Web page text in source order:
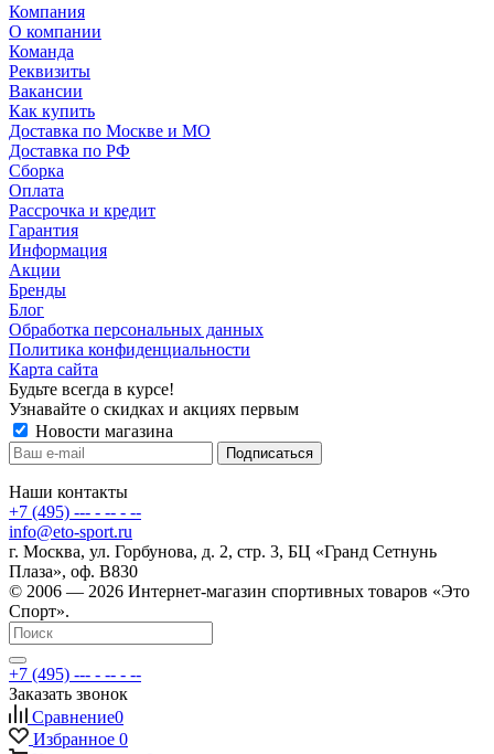
Компания
О компании
Команда
Реквизиты
Вакансии
Как купить
Доставка по Москве и МО
Доставка по РФ
Сборка
Оплата
Рассрочка и кредит
Гарантия
Информация
Акции
Бренды
Блог
Обработка персональных данных
Политика конфиденциальности
Карта сайта
Будьте всегда в курсе!
Узнавайте о скидках и акциях первым
Новости магазина
Наши контакты
+7 (495) --- - -- - --
info@eto-sport.ru
г. Москва, ул. Горбунова, д. 2, стр. 3, БЦ «Гранд Сетнунь
Плаза», оф. В830
© 2006 — 2026 Интернет-магазин спортивных товаров «Это
Спорт».
+7 (495) --- - -- - --
Заказать звонок
Сравнение0
Избранное 0